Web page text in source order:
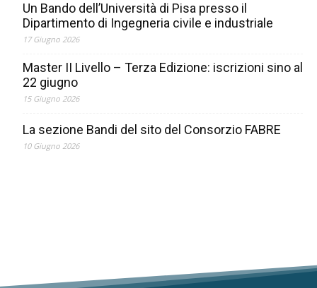
Un Bando dell’Università di Pisa presso il
Dipartimento di Ingegneria civile e industriale
17 Giugno 2026
Master II Livello – Terza Edizione: iscrizioni sino al
22 giugno
15 Giugno 2026
La sezione Bandi del sito del Consorzio FABRE
10 Giugno 2026